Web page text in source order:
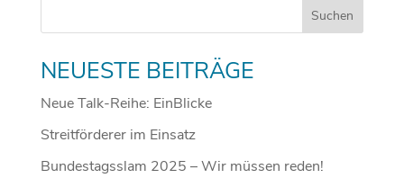
NEUESTE BEITRÄGE
Neue Talk-Reihe: EinBlicke
Streitförderer im Einsatz
Bundestagsslam 2025 – Wir müssen reden!